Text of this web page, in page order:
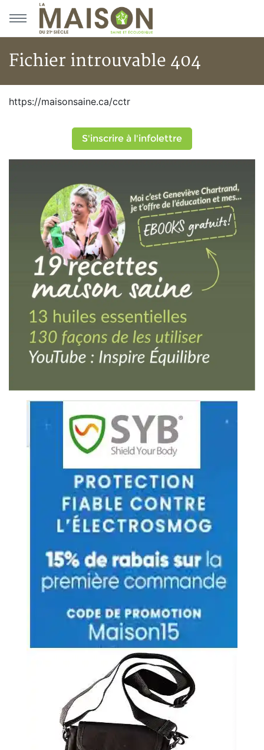
Aller au menu principal
Aller au contenu principal
Fichier introuvable 404
Fichier introuvable 404
https://maisonsaine.ca/cctr
S'inscrire à l'infolettre